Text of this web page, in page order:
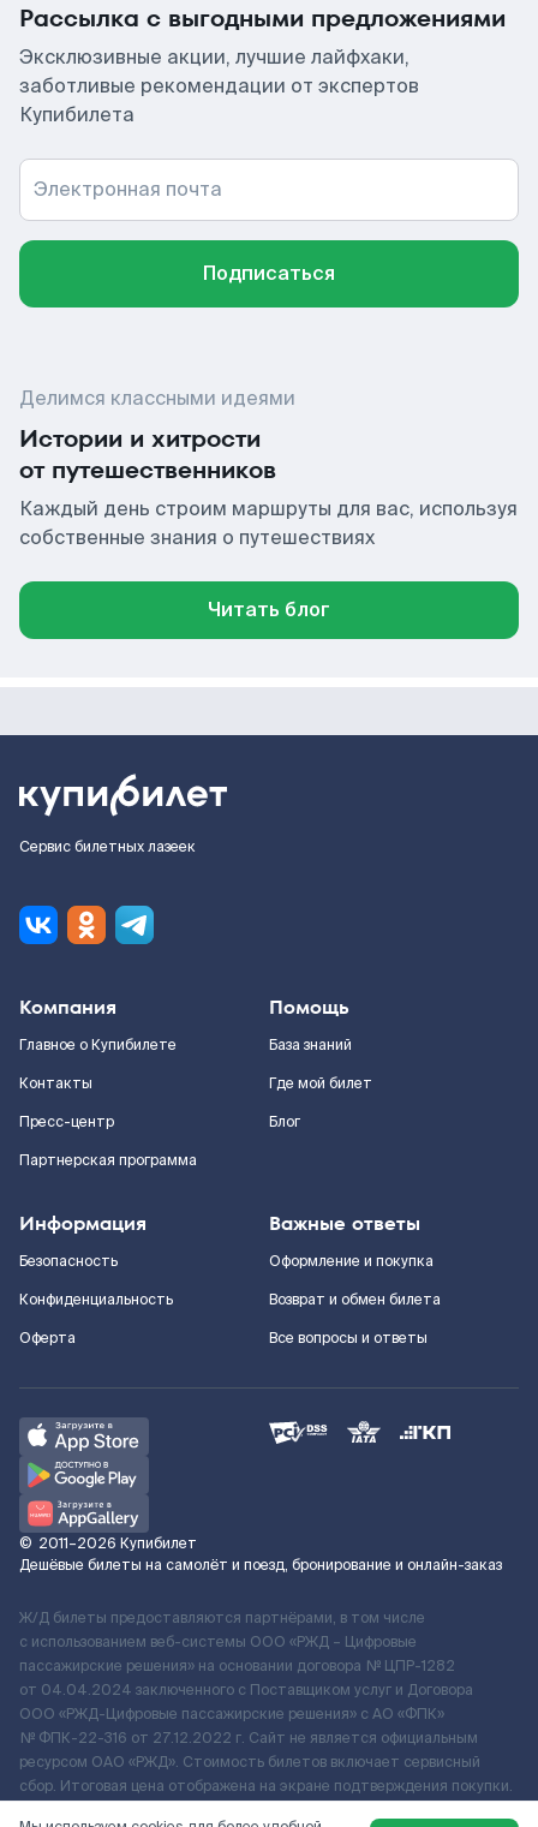
Рассылка с выгодными предложениями
Эксклюзивные акции, лучшие лайфхаки,
заботливые рекомендации от экспертов
Купибилета
Электронная почта
Подписаться
Делимся классными идеями
Истории и хитрости
от путешественников
Каждый день строим маршруты для вас, используя
собственные знания о путешествиях
Читать блог
Сервис билетных лазеек
Компания
Главное о Купибилете
Контакты
Пресс-центр
Партнерская программа
Помощь
База знаний
Где мой билет
Блог
Информация
Безопасность
Конфиденциальность
Оферта
Важные ответы
Оформление и покупка
Возврат и обмен билета
Все вопросы и ответы
© 2011–2026 Купибилет
Дешёвые билеты на самолёт и поезд, бронирование и онлайн-заказ
Ж/Д билеты предоставляются партнёрами, в том числе
с использованием веб-системы ООО «РЖД – Цифровые
пассажирские решения» на основании договора № ЦПР-1282
от 04.04.2024 заключенного с Поставщиком услуг и Договора
ООО «РЖД-Цифровые пассажирские решения» c АО «ФПК»
№ ФПК-22-316 от 27.12.2022 г. Сайт не является официальным
ресурсом ОАО «РЖД». Стоимость билетов включает сервисный
сбор. Итоговая цена отображена на экране подтверждения покупки.